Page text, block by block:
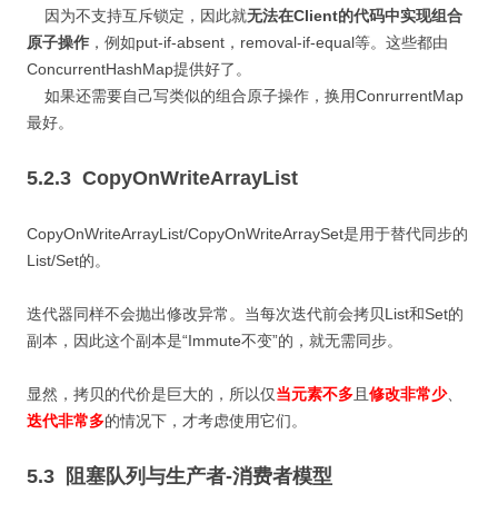
因为不支持互斥锁定，因此就无法在Client的代码中实现组合
原子操作 ，例如put-if-absent，removal-if-equal等。这些都由
ConcurrentHashMap提供好了。
如果还需要自己写类似的组合原子操作，换用ConrurrentMap
最好。
5.2.3 CopyOnWriteArrayList
CopyOnWriteArrayList/CopyOnWriteArraySet是用于替代同步的
List/Set的。
迭代器同样不会抛出修改异常。当每次迭代前会拷贝List和Set的
副本，因此这个副本是“Immute不变”的，就无需同步。
显然，拷贝的代价是巨大的，所以仅当元素不多 且 修改非常少、
迭代非常多的情况下，才考虑使用它们。
5.3 阻塞队列与生产者-消费者模型